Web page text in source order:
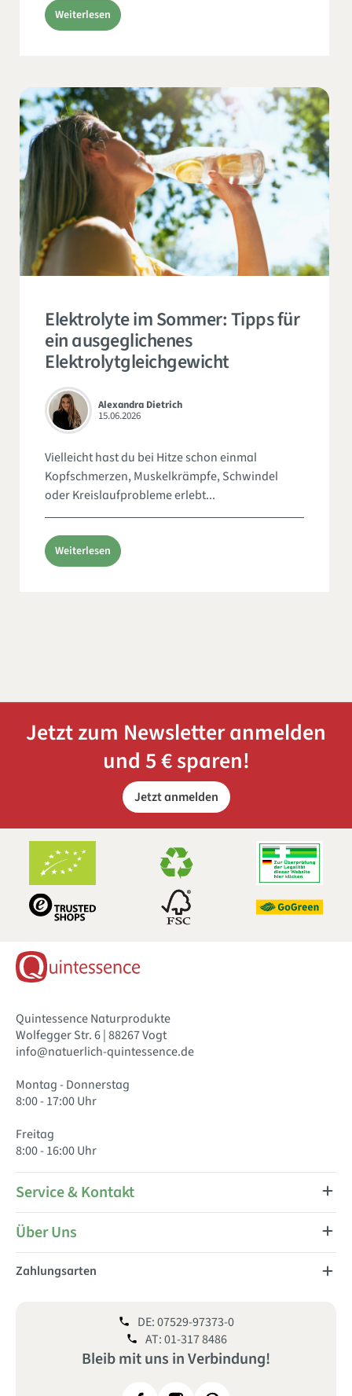
Weiterlesen
Elektrolyte im Sommer: Tipps für
ein ausgeglichenes
Elektrolytgleichgewicht
Alexandra Dietrich
15.06.2026
Vielleicht hast du bei Hitze schon einmal
Kopfschmerzen, Muskelkrämpfe, Schwindel
oder Kreislaufprobleme erlebt...
Weiterlesen
Jetzt zum Newsletter anmelden
und 5 € sparen!
Jetzt anmelden
Quintessence Naturprodukte
Wolfegger Str. 6 | 88267 Vogt
info@natuerlich-quintessence.de
Montag - Donnerstag
8:00 - 17:00 Uhr
Freitag
8:00 - 16:00 Uhr
Service & Kontakt
Über Uns
Zahlungsarten
Bleib mit uns inVerbindung!
DE: 07529-97373-0
AT: 01-317 8486